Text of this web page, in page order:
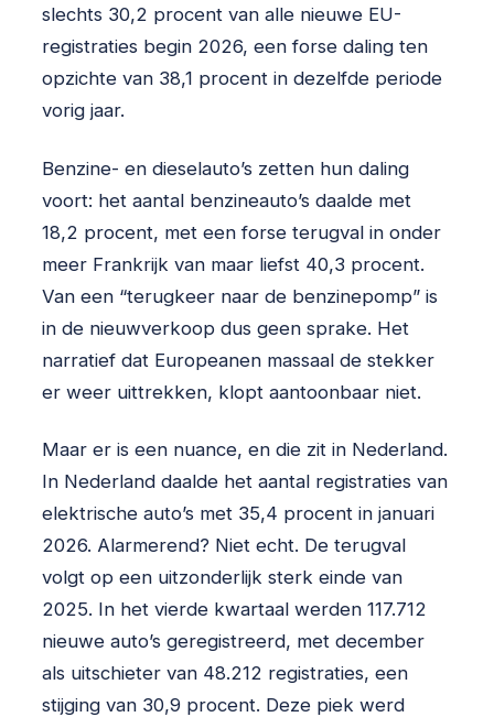
slechts 30,2 procent van alle nieuwe EU-
registraties begin 2026, een forse daling ten
opzichte van 38,1 procent in dezelfde periode
vorig jaar.
Benzine- en dieselauto’s zetten hun daling
voort: het aantal benzineauto’s daalde met
18,2 procent, met een forse terugval in onder
meer Frankrijk van maar liefst 40,3 procent.
Van een “terugkeer naar de benzinepomp” is
in de nieuwverkoop dus geen sprake. Het
narratief dat Europeanen massaal de stekker
er weer uittrekken, klopt aantoonbaar niet.
Maar er is een nuance, en die zit in Nederland.
In Nederland daalde het aantal registraties van
elektrische auto’s met 35,4 procent in januari
2026. Alarmerend? Niet echt. De terugval
volgt op een uitzonderlijk sterk einde van
2025. In het vierde kwartaal werden 117.712
nieuwe auto’s geregistreerd, met december
als uitschieter van 48.212 registraties, een
stijging van 30,9 procent. Deze piek werd